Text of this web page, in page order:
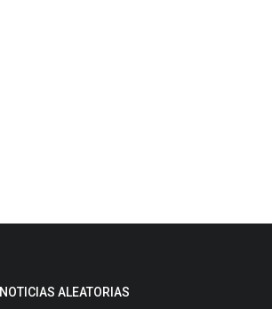
NOTICIAS ALEATORIAS